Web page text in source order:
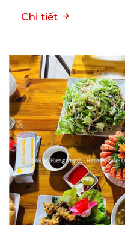
Chi tiết